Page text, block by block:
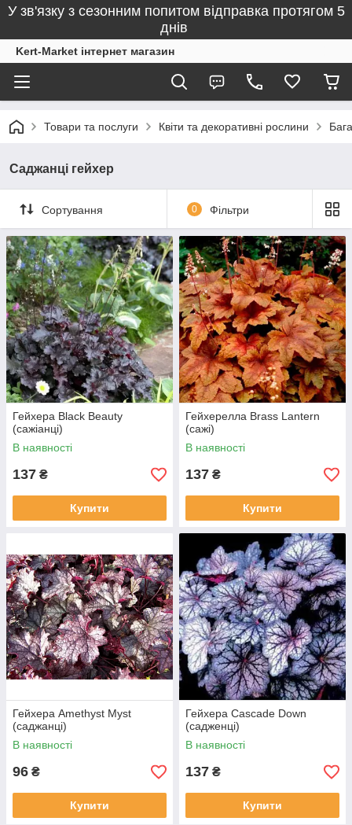
У зв'язку з сезонним попитом відправка протягом 5
днів
Kert-Market інтернет магазин
Товари та послуги Квіти та декоративні рослини
Саджанці гейхер
Сортування 0 Фільтри
Гейхера Black Beauty
(сажіанці)
В наявності
137 ₴
Купити
Гейхерелла Brass Lantern
(сажі)
В наявності
137 ₴
Купити
Гейхера Amethyst Myst
(саджанці)
В наявності
96 ₴
Купити
Гейхера Cascade Down
(садженці)
В наявності
137 ₴
Купити